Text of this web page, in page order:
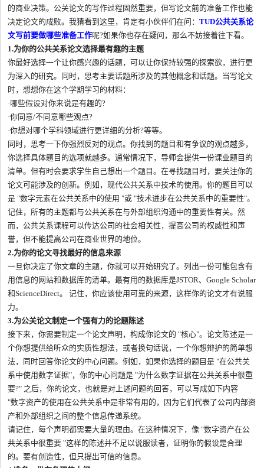
的商业决策。公关论文的写作过程固然重要，但写论文前的准备工作也能
决定论文的成败。我猜看到这里，肯定有小伙伴们在问：TUD公共关系论
文写前要做哪些准备工作呢?如果你也存在疑问，那么不妨接着往下看。
1.为你的公共关系论文选择最有趣的主题
你最好选择一个让你感兴趣的话题，可以让你保持较强的探索欲，进行更
为深入的研究。同时，思考主要话题所涉及的其他概念和话题。当写论文
时，想想你在这个学期学习的材料：
·哪些假设对你来说是有趣的?
·你同意/不同意哪些观点?
·你想对哪个学科领域进行更详细的分析?等等。
同时，思考一下你强烈反对的观点。你找到的题目和有争议的观点越多，
你选择具体题目的选项就越多。通常情况下，导师会提供一份课业题目的
清单。但有时会要求学生自己想出一个题目。在寻找题目时，要关注你的
论文可能涉及的创新。例如，现代公共关系中技术的使用。你的题目可以
是 "数字元素在公共关系中的使用 "或 "技术进步在公共关系中的重要性"。
记住，所有的主题都与公共关系在与外部组织沟通中的重要性有关。然
而，公共关系课程可以传达公司的社会相关性，提高公司的权威性和声
誉，但不能提高公司在商业世界的地位。
2.为你的论文寻找最好的信息来源
一旦你决定了你文章的主题，你就可以开始研究了。列出一份可能包含有
用信息的网站和数据库的清单。最有用的数据库是JSTOR、Google Scholar
和ScienceDirect。 记住，你应该使用可靠的来源，这样你的论文才有说服
力。
3.为公关论文制定一个强有力的论题陈述
接下来，你需要制定一个论文声明，构成你论文的 "核心"。论文陈述是一
个你想提供给听众的实质性想法，或者换句话说，一个你想辩护的简单想
法，同时回答你论文的中心问题。例如，如果你选择的题目是 "在公共关
系中使用数字证据"，你的中心问题是 "为什么数字证据在公共关系中很重
要?" 之后，你的论文，也就是对上述问题的回答，可以写成如下内容
"数字资产的使用在公共关系中是非常有用的，因为它们代表了公司内部资
产和外部组织之间的整个信息传递系统。
请记住，每个声明都需要大量的理由。在这种情况下，像 "数字资产在公
共关系中很重要 "这样的陈述并不足以说服读者，证明你的假设是合理
的。要有创造性，但只提出可信的信息。